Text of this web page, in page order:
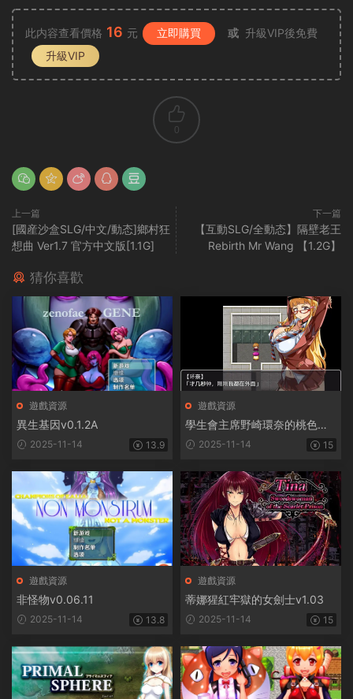
此内容查看價格 16 元 立即購買 或 升級VIP後免費
升級VIP
0
上一篇
[國産沙盒SLG/中文/動态]鄉村狂
想曲 Ver1.7 官方中文版[1.1G]
下一篇
【互動SLG/全動态】隔壁老王
Rebirth Mr Wang 【1.2G】
猜你喜歡
遊戲資源
異生基因v0.1.2A
2025-11-14 13.9
遊戲資源
學生會主席野崎環奈的桃色煩
惱 2025-11-14 15
遊戲資源
非怪物v0.06.11
2025-11-14 13.8
遊戲資源
蒂娜猩紅牢獄的女劍士v1.03
2025-11-14 15